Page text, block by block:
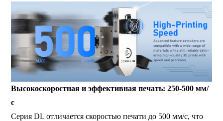
Высокоскоростная и эффективная печать: 250-500 мм/
с
Серия DL отличается скоростью печати до 500 мм/с, что